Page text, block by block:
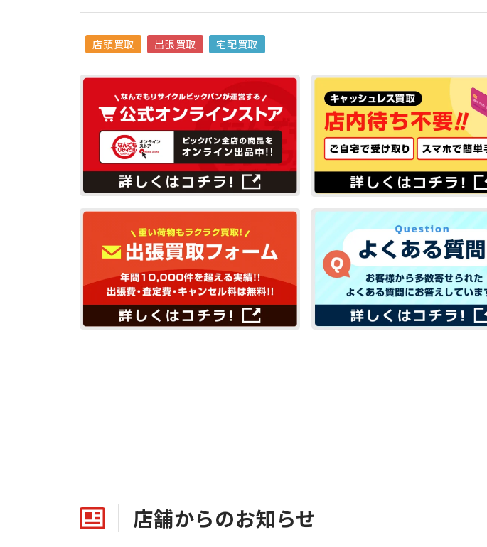
店頭買取 出張買取 宅配買取
店舗からのお知らせ